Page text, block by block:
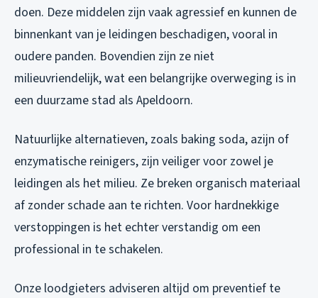
doen. Deze middelen zijn vaak agressief en kunnen de
binnenkant van je leidingen beschadigen, vooral in
oudere panden. Bovendien zijn ze niet
milieuvriendelijk, wat een belangrijke overweging is in
een duurzame stad als Apeldoorn.
Natuurlijke alternatieven, zoals baking soda, azijn of
enzymatische reinigers, zijn veiliger voor zowel je
leidingen als het milieu. Ze breken organisch materiaal
af zonder schade aan te richten. Voor hardnekkige
verstoppingen is het echter verstandig om een
professional in te schakelen.
Onze loodgieters adviseren altijd om preventief te